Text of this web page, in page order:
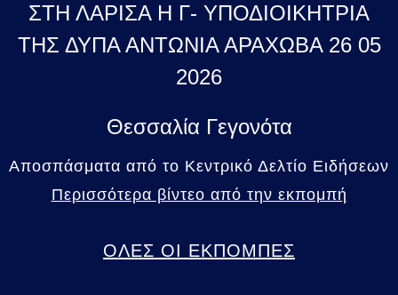
ΣΤΗ ΛΑΡΙΣΑ Η Γ- ΥΠΟΔΙΟΙΚΗΤΡΙΑ
ΤΗΣ ΔΥΠΑ ΑΝΤΩΝΙΑ ΑΡΑΧΩΒΑ 26 05
2026
Θεσσαλία Γεγονότα
Αποσπάσματα από το Κεντρικό Δελτίο Ειδήσεων
Περισσότερα βίντεο από την εκπομπή
ΟΛΕΣ ΟΙ ΕΚΠΟΜΠΕΣ